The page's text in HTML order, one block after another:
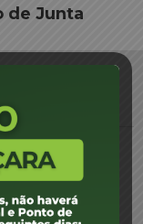
de Junta